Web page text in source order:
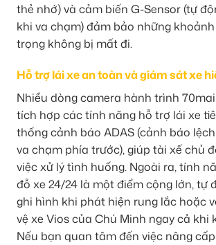
thẻ nhớ) và cảm biến G-Sensor (tự
khi va chạm) đảm bảo những
trọng không bị mất đi.
Hỗ trợ lái xe an toàn và giám sát xe
Nhiều dòng camera hành trình
tích hợp các tính năng hỗ trợ lái xe
thống cảnh báo ADAS (cảnh báo
va chạm phía trước), giúp tài xế chủ
việc xử lý tình huống. Ngoài ra, tính
đỗ xe 24/24 là một điểm cộng lớn, tự
ghi hình khi phát hiện rung lắc hoặc
vệ xe Vios của Chú Minh ngay cả khi
Nếu bạn quan tâm đến việc nâng